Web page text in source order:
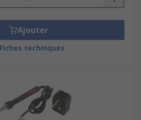
Ajouter
Fiches techniques